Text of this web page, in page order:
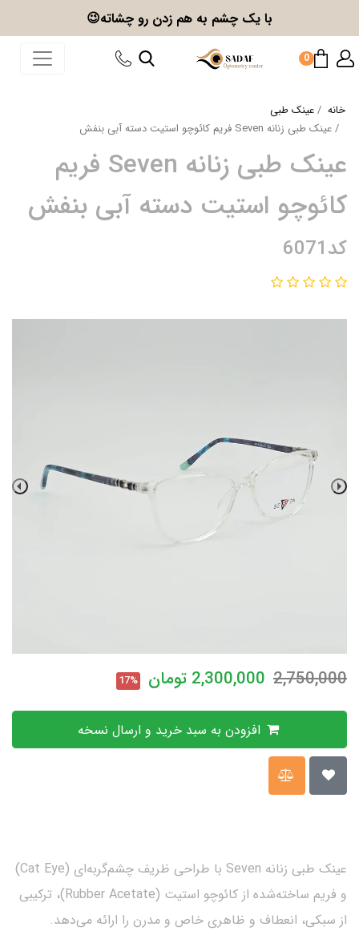
با یک چشم به هم زدن رو چشاته😉
0
خانه
عینک طبی
عینک طبی زنانه Seven فریم کائوچو استیت دسته آبی بنفش
عینک طبی زنانه Seven فریم
کائوچو استیت دسته آبی بنفش
کد6071
2,750,000
2,300,000 تومان 17%
عینک طبی زنانه Seven با طراحی ظریف چشم‌گربه‌ای (Cat Eye)
و فریم ساخته‌شده از کائوچو استیت (Rubber Acetate)، ترکیبی
از سبکی، انعطاف و ظاهری خاص و مدرن را ارائه می‌دهد.